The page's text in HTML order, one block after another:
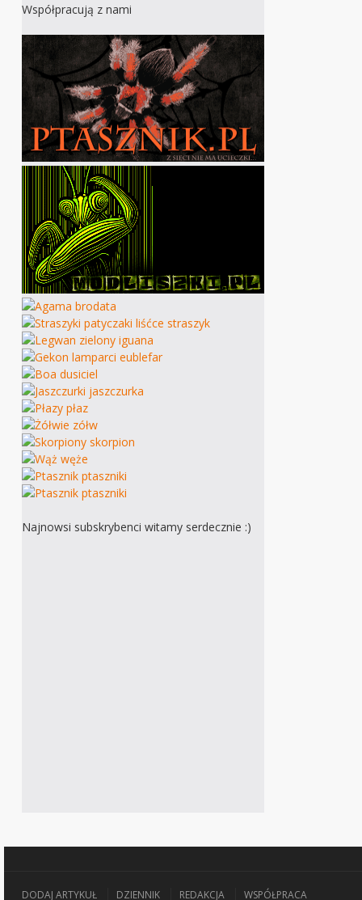
Współpracują z nami
Najnowsi subskrybenci witamy serdecznie :)
DODAJ ARTYKUŁ DZIENNIK REDAKCJA WSPÓŁPRACA